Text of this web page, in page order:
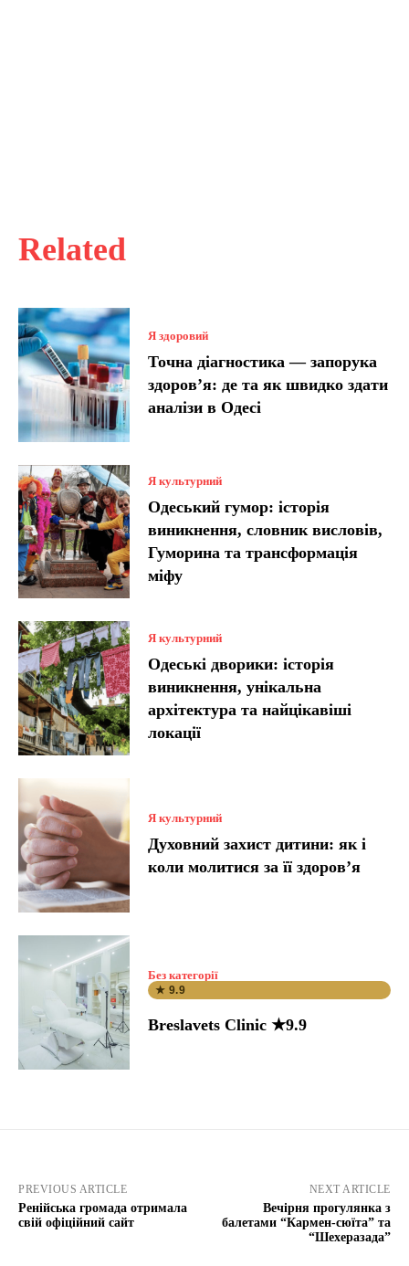
Related
Я здоровий
Точна діагностика — запорука
здоров’я: де та як швидко здати
аналізи в Одесі
Я культурний
Одеський гумор: історія
виникнення, словник висловів,
Гуморина та трансформація
міфу
Я культурний
Одеські дворики: історія
виникнення, унікальна
архітектура та найцікавіші
локації
Я культурний
Духовний захист дитини: як і
коли молитися за її здоров’я
Без категорії
★ 9.9
Breslavets Clinic ★9.9
PREVIOUS ARTICLE
Ренійська громада отримала
свій офіційний сайт
NEXT ARTICLE
Вечірня прогулянка з
балетами “Кармен-сюїта” та
“Шехеразада”